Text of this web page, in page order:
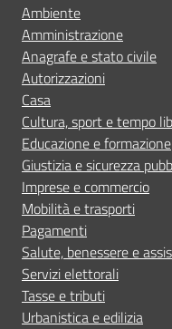
Ambiente
Amministrazione
Anagrafe e stato civile
Autorizzazioni
Casa
Cultura, sport e tempo
Educazione e formazione
Giustizia e sicurezza
Imprese e commercio
Mobilità e trasporti
Pagamenti
Salute, benessere e
Servizi elettorali
Tasse e tributi
Urbanistica e edilizia